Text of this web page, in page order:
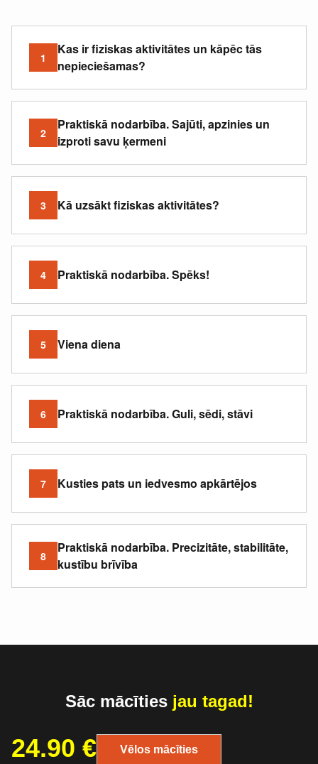
1
Kas ir fiziskas aktivitātes un kāpēc tās
nepieciešamas?
2
Praktiskā nodarbība. Sajūti, apzinies un
izproti savu ķermeni
3 Kā uzsākt fiziskas aktivitātes?
4 Praktiskā nodarbība. Spēks!
5 Viena diena
6 Praktiskā nodarbība. Guli, sēdi, stāvi
7 Kusties pats un iedvesmo apkārtējos
8
Praktiskā nodarbība. Precizitāte, stabilitāte,
kustību brīvība
Sāc mācīties jau tagad!
24.90 € Vēlos mācīties